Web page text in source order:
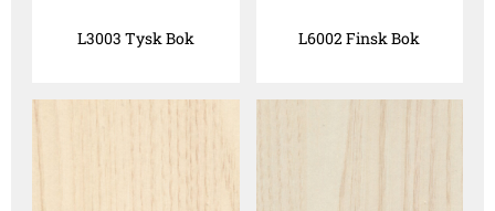
L3003 Tysk Bok L6002 Finsk Bok